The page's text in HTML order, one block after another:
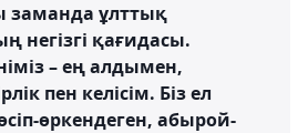
заманда ұлттық
негізгі қағидасы.
– ең алдымен,
пен келісім. Біз ел
өркендеген, абырой-